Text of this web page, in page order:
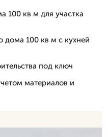
100 кв м для участка
дома 100 кв м с кухней
под ключ
материалов и